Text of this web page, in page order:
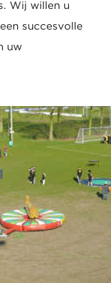
Wij willen u
succesvolle
uw